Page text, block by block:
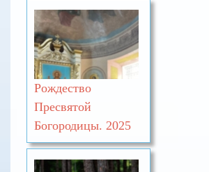
Рождество
Пресвятой
Богородицы. 2025